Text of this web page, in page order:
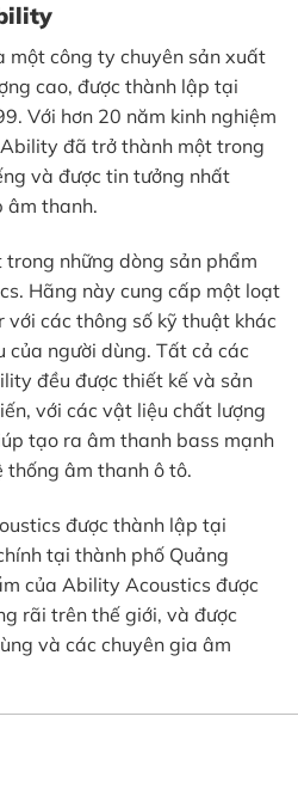
một công ty chuyên sản xuất
cao, được thành lập tại
Với hơn 20 năm kinh nghiệm
đã trở thành một trong
và được tin tưởng nhất
âm thanh.
những dòng sản phẩm
Hãng này cung cấp một loạt
các thông số kỹ thuật khác
của người dùng. Tất cả các
đều được thiết kế và sản
với các vật liệu chất lượng
tạo ra âm thanh bass mạnh
thống âm thanh ô tô.
được thành lập tại
tại thành phố Quảng
của Ability Acoustics được
rãi trên thế giới, và được
và các chuyên gia âm